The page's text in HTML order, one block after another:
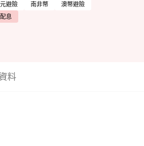
避險 南非幣
澳幣避險
息
料